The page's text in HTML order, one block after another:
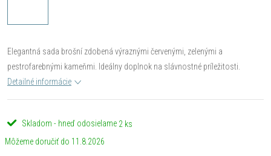
Elegantná sada brošní zdobená výraznými červenými, zelenými a
pestrofarebnými kameňmi. Ideálny doplnok na slávnostné príležitosti.
Detailné informácie
Skladom - hneď odosielame 2 ks
11.8.2026